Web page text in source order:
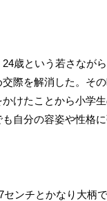
歳という若さなが
際を解消した。そ
けたことから小学
自分の容姿や性格
ンチとかなり大柄